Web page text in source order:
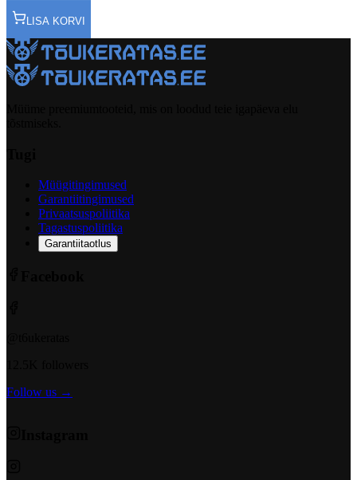
LISA KORVI
Müügitingimused
Garantiitingimused
Privaatsuspoliitika
Tagastuspoliitika
Garantiitaotlus
Follow us →